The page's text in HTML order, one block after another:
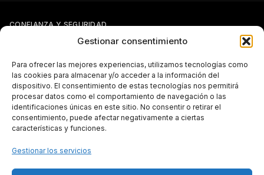
Gestionar consentimiento
Para ofrecer las mejores experiencias, utilizamos tecnologías como
las cookies para almacenar y/o acceder a la información del
dispositivo. El consentimiento de estas tecnologías nos permitirá
procesar datos como el comportamiento de navegación o las
identificaciones únicas en este sitio. No consentir o retirar el
consentimiento, puede afectar negativamente a ciertas
características y funciones.
Gestionar los servicios
CONFIANZA Y SEGURIDAD
Si tienes otra forma de pago pactada con Pergal (giro, transferencia,
etc.), puedes seguir usándola con normalidad.
TRANSPARENCIA